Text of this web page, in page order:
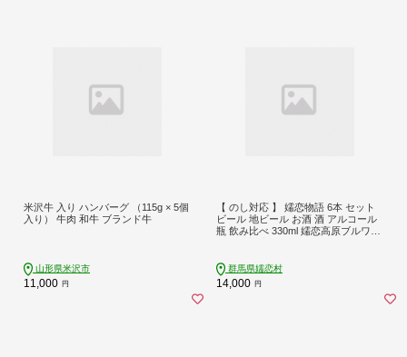
米沢牛 入り ハンバーグ （115g × 5個
入り） 牛肉 和牛 ブランド牛
山形県米沢市
11,000 円
【 のし対応 】 嬬恋物語 6本 セット
ビール 地ビール お酒 酒 アルコール
瓶 飲み比べ 330ml 嬬恋高原ブルワリ
群馬県嬬恋村
14,000 円